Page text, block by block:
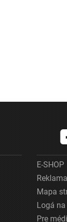
E-SHOP
Reklama
Mapa
Logá
Pre